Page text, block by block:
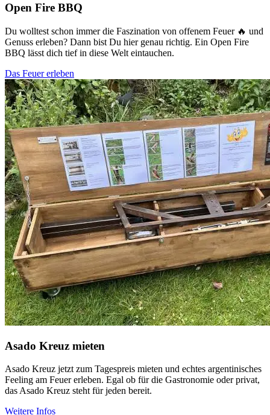
Open Fire BBQ
Du wolltest schon immer die Faszination von offenem Feuer 🔥 und
Genuss erleben? Dann bist Du hier genau richtig. Ein Open Fire
BBQ lässt dich tief in diese Welt eintauchen.
Das Feuer erleben
Asado Kreuz mieten
Asado Kreuz jetzt zum Tagespreis mieten und echtes argentinisches
Feeling am Feuer erleben. Egal ob für die Gastronomie oder privat,
das Asado Kreuz steht für jeden bereit.
Weitere Infos